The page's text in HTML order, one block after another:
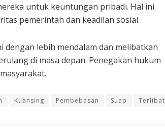
untuk keuntungan pribadi. Hal ini
pemerintah dan keadilan sosial.
dengan lebih mendalam dan melibatkan
di masa depan. Penegakan hukum
Kuansing Pembebasan Suap Terlibat